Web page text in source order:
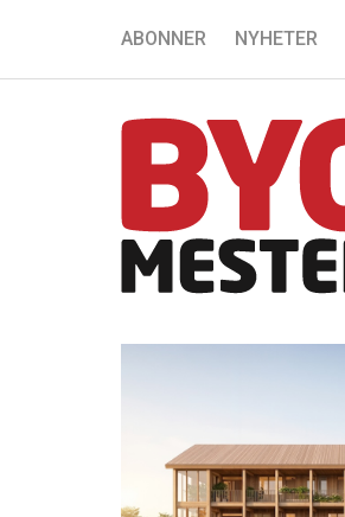
ABONNER NYHETER